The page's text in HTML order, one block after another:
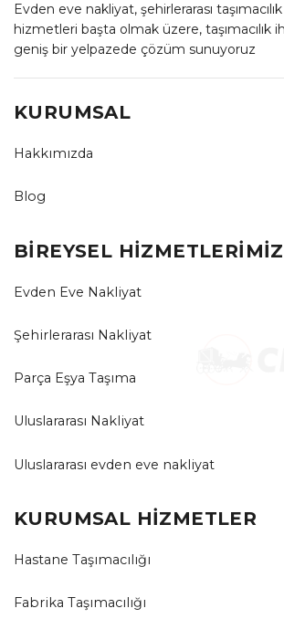
Evden eve nakliyat, şehirlerarası
hizmetleri başta olmak üzere, taşımacılık
geniş bir yelpazede çözüm sunuyoruz
KURUMSAL
Hakkımızda
Blog
BİREYSEL HİZMETLERİMİZ
Evden Eve Nakliyat
Şehirlerarası Nakliyat
Parça Eşya Taşıma
Uluslararası Nakliyat
Uluslararası evden eve nakliyat
KURUMSAL HİZMETLER
Hastane Taşımacılığı
Fabrika Taşımacılığı